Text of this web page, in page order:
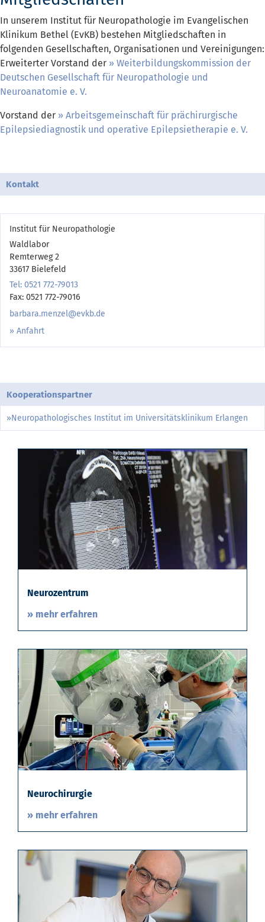
In unserem Institut für Neuropathologie im Evangelischen
Klinikum Bethel (EvKB) bestehen Mitgliedschaften in
folgenden Gesellschaften, Organisationen und Vereinigungen:
Erweiterter Vorstand der
Weiterbildungskommission der
Deutschen Gesellschaft für Neuropathologie und
Neuroanatomie e. V.
Vorstand der
Arbeitsgemeinschaft für prächirurgische
Epilepsiediagnostik und operative Epilepsietherapie e. V.
Kontakt
Institut für Neuropathologie
Waldlabor
Remterweg 2
33617 Bielefeld
Tel: 0521 772-79013
Fax: 0521 772-79016
barbara.menzel@evkb.de
Anfahrt
Kooperationspartner
»Neuropathologisches Institut im Universitätsklinikum Erlangen
Neurozentrum
» mehr erfahren
Neurochirurgie
» mehr erfahren